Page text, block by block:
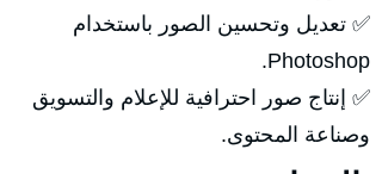
✅ تعديل وتحسين الصور باستخدام
Photoshop.
✅ إنتاج صور احترافية للإعلام والتسويق
وصناعة المحتوى.